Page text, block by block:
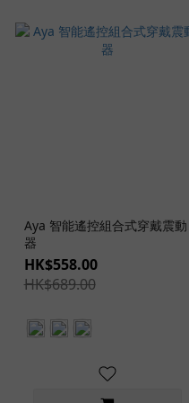
Aya 智能遙控組合式穿戴震動
器
HK$558.00
HK$689.00